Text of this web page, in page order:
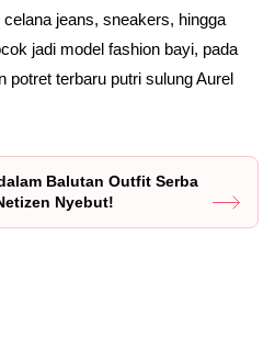
jeans, sneakers, hingga
jadi model fashion bayi, pada
potret terbaru putri sulung Aurel
Balutan Outfit Serba
Nyebut!